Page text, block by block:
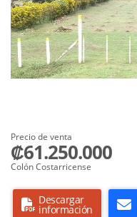
Precio de venta
₡61.250.000
Colón Costarricense
Descargar
información